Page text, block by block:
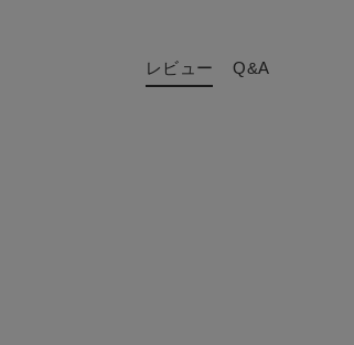
レビュー Q&A